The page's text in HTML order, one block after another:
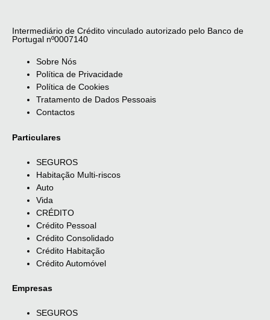
Intermediário de Crédito vinculado autorizado pelo Banco de
Portugal nº0007140
Sobre Nós
Política de Privacidade
Política de Cookies
Tratamento de Dados Pessoais
Contactos
Particulares
SEGUROS
Habitação Multi-riscos
Auto
Vida
CRÉDITO
Crédito Pessoal
Crédito Consolidado
Crédito Habitação
Crédito Automóvel
Empresas
SEGUROS